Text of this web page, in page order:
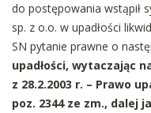
do postępowania wstąpił
sp. z o.o. w upadłości
SN pytanie prawne o
upadłości, wytaczając
z 28.2.2003 r. – Prawo
poz. 2344 ze zm., dalej